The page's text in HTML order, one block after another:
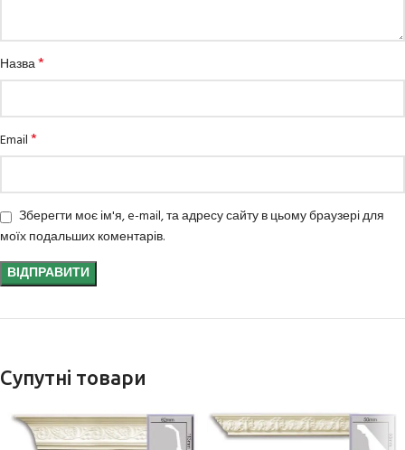
Назва*
Email*
Зберегти моє ім'я, e-mail, та адресу сайту в цьому браузері для
моїх подальших коментарів.
Супутні товари